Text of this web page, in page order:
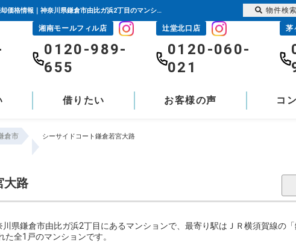
シーサイドコート鎌倉若宮大路｜鎌倉駅の購入・売り物件、売却査定・相場・売却価格情報｜神奈川県鎌倉市由比ガ浜2丁目のマンション情報｜センチュリー21富士ハウジング
湘南モールフィル店
0120-989-
655
辻堂北口店
0120-060-
021
茅
借りたい お客様の声 コ
倉市 シーサイドコート鎌倉若宮大路
大路
県鎌倉市由比ガ浜2丁目にあるマンションで、最寄り駅はＪＲ横須賀線の
全1戸のマンションです。
物件検索